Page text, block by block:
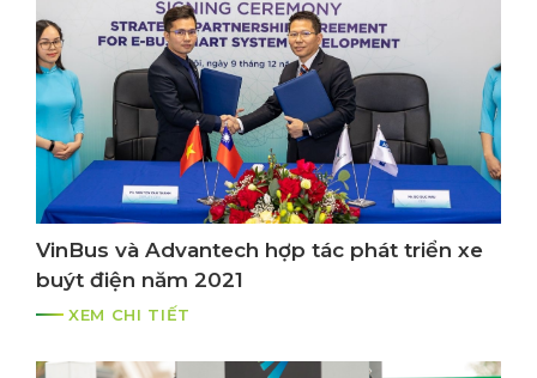
VinBus và Advantech hợp tác phát triển xe
buýt điện năm 2021
XEM CHI TIẾT